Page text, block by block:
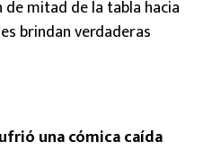
mitad de la tabla hacia
brindan verdaderas
una cómica caída